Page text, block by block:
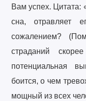
Вам успех. Цитата:
сна, отравляет
сожалением?
страданий
потенциальная
боится, о чем
мощный из всех